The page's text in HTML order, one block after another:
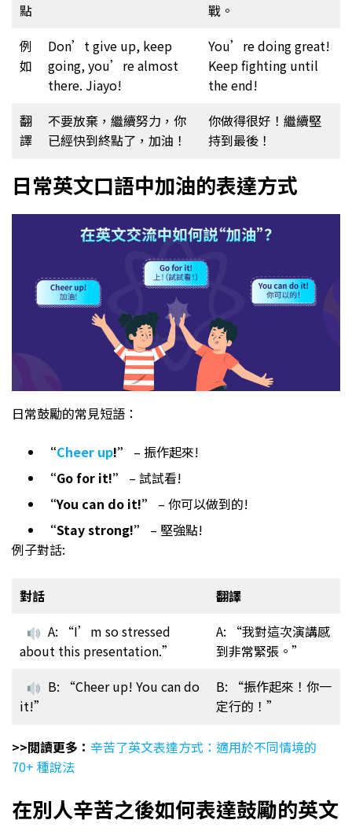
點
戰。
例
如
Don’t give up, keep
going, you’re almost
there. Jiayo!
You’re doing great!
Keep fighting until
the end!
翻
譯
不要放棄，繼續努力，你
已經快到終點了，加油！
你做得很好！繼續堅
持到最後！
日常英文口語中加油的表達方式
日常鼓勵的常見短語：
“Cheer up!”
– 振作起來!
“Go for it!”
– 試試看!
“You can do it!”
– 你可以做到的!
“Stay strong!”
– 堅強點!
例子對話:
對話
翻譯
A: “I’m so stressed
about this presentation.”
A: “我對這次演講感
到非常緊張。”
B: “Cheer up! You can do
it!”
B: “振作起來！你一
定行的！”
>>閲讀更多： 辛苦了英文表達方式：適用於不同情境的
70+ 種說法
在別人辛苦之後如何表達鼓勵的英文